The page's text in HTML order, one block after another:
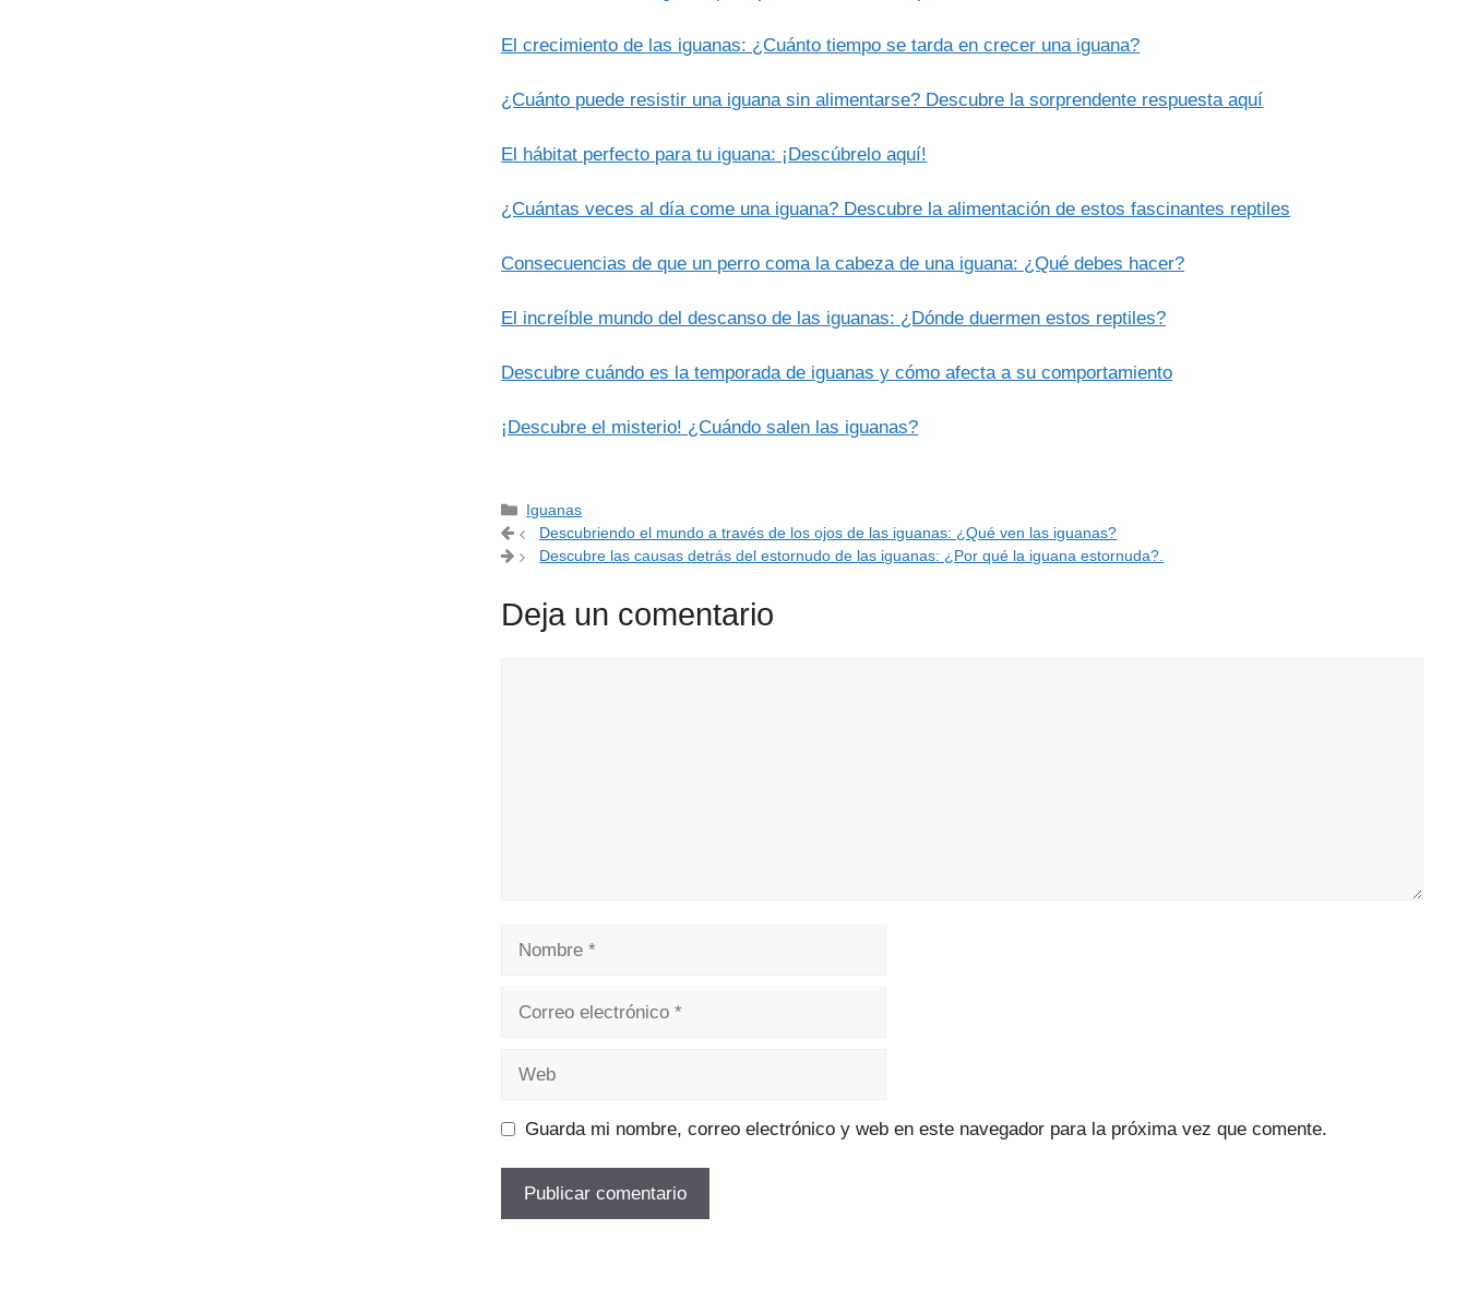
El crecimiento de las iguanas: ¿Cuánto tiempo se tarda en crecer una iguana?
¿Cuánto puede resistir una iguana sin alimentarse? Descubre la sorprendente respuesta aquí
El hábitat perfecto para tu iguana: ¡Descúbrelo aquí!
¿Cuántas veces al día come una iguana? Descubre la alimentación de estos fascinantes reptiles
Consecuencias de que un perro coma la cabeza de una iguana: ¿Qué debes hacer?
El increíble mundo del descanso de las iguanas: ¿Dónde duermen estos reptiles?
Descubre cuándo es la temporada de iguanas y cómo afecta a su comportamiento
¡Descubre el misterio! ¿Cuándo salen las iguanas?
Categorías
Iguanas
Descubriendo el mundo a través de los ojos de las iguanas: ¿Qué ven las iguanas?
Descubre las causas detrás del estornudo de las iguanas: ¿Por qué la iguana estornuda?.
Deja un comentario
Nombre
Correo
Web
Guarda mi nombre, correo electrónico y web en este navegador para la próxima vez que comente.